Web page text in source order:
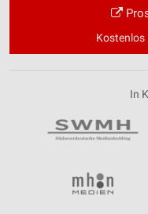
Kostenlos
In